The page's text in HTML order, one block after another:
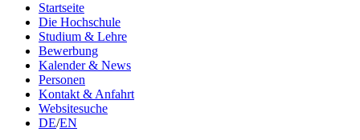
Startseite
Die Hochschule
Studium & Lehre
Bewerbung
Kalender & News
Personen
Kontakt & Anfahrt
Websitesuche
DE/EN